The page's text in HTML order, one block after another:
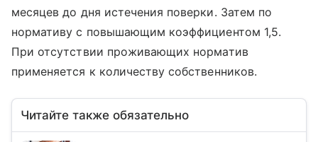
месяцев до дня истечения поверки. Затем по
нормативу с повышающим коэффициентом 1,5.
При отсутствии проживающих норматив
применяется к количеству собственников.
Читайте также обязательно